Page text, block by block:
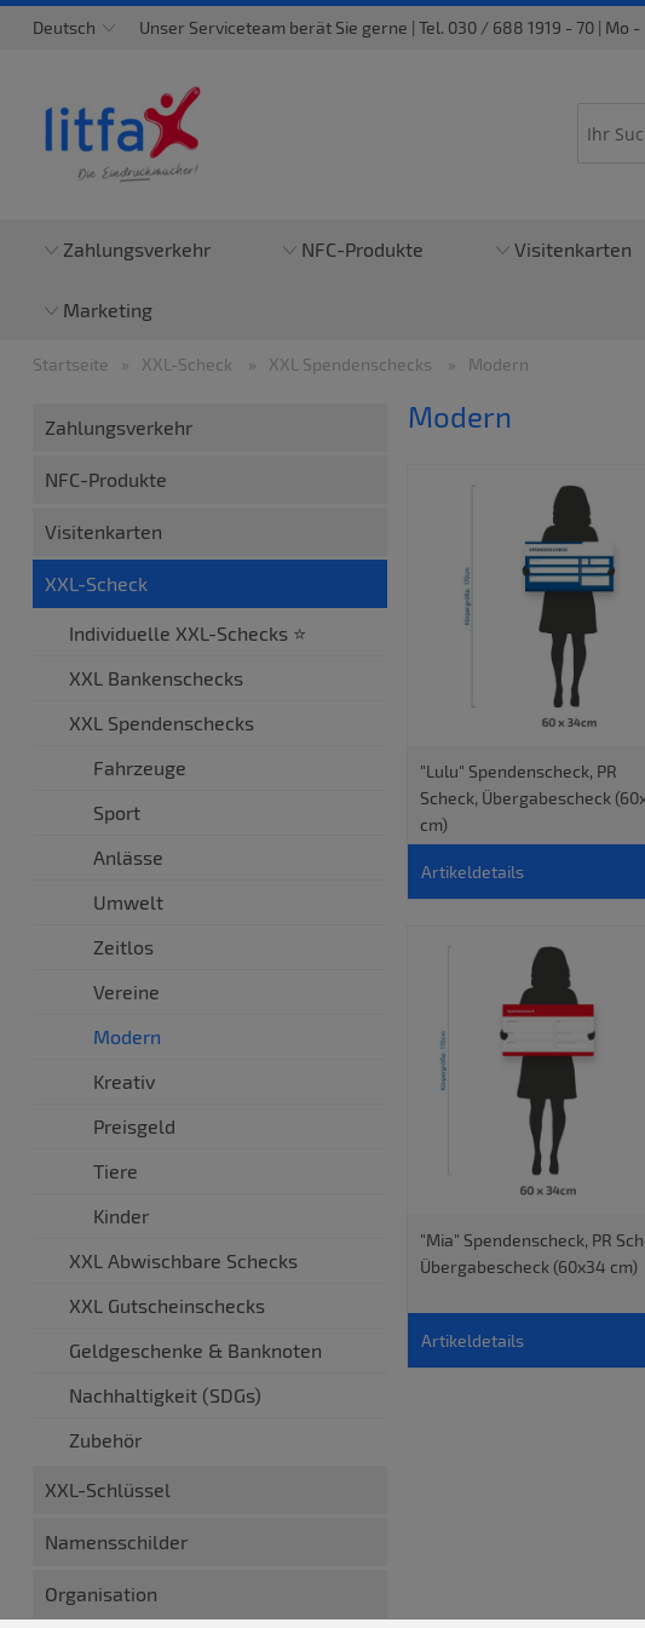
Deutsch Unser Serviceteam berät Sie gerne | Tel. 030 / 688 1919 - 70 | Mo
Zahlungsverkehr NFC-Produkte Visitenkarten
Marketing
Startseite XXL-Scheck XXL Spendenschecks Modern
Modern
Zahlungsverkehr
NFC-Produkte
Visitenkarten
XXL-Scheck
Individuelle XXL-Schecks ⭐
XXL Bankenschecks
XXL Spendenschecks
Fahrzeuge
Sport
Anlässe
Umwelt
Zeitlos
Vereine
Modern
Kreativ
Preisgeld
Tiere
Kinder
XXL Abwischbare Schecks
XXL Gutscheinschecks
Geldgeschenke & Banknoten
Nachhaltigkeit (SDGs)
Zubehör
XXL-Schlüssel
Namensschilder
Organisation
"Lulu" Spendenscheck, PR
Scheck, Übergabescheck
cm)
Artikeldetails
"Mia" Spendenscheck, PR
Übergabescheck (60x34 cm)
Artikeldetails